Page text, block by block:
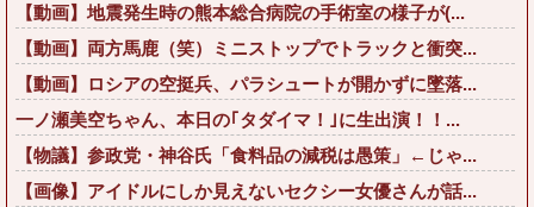
【動画】地震発生時の熊本総合病院の手術室の様子が(...
【動画】両方馬鹿（笑）ミニストップでトラックと衝突...
【動画】ロシアの空挺兵、パラシュートが開かずに墜落...
一ノ瀬美空ちゃん、本日の｢タダイマ！｣に生出演！！...
【物議】参政党・神谷氏「食料品の減税は愚策」←じゃ...
【画像】アイドルにしか見えないセクシー女優さんが話...